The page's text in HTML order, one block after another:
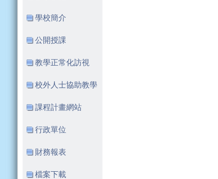
學校簡介
公開授課
教學正常化訪視
校外人士協助教學
課程計畫網站
行政單位
財務報表
檔案下載